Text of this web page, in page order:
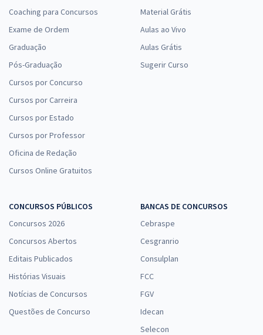
Coaching para Concursos
Exame de Ordem
Graduação
Pós-Graduação
Cursos por Concurso
Cursos por Carreira
Cursos por Estado
Cursos por Professor
Oficina de Redação
Cursos Online Gratuitos
Material Grátis
Aulas ao Vivo
Aulas Grátis
Sugerir Curso
CONCURSOS PÚBLICOS
Concursos 2026
Concursos Abertos
Editais Publicados
Histórias Visuais
Notícias de Concursos
Questões de Concurso
BANCAS DE CONCURSOS
Cebraspe
Cesgranrio
Consulplan
FCC
FGV
Idecan
Selecon